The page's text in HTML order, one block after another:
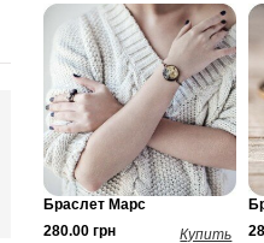
Браслет Марс
280.00 грн
Купить